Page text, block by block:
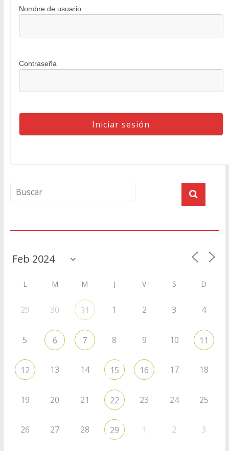
Nombre de usuario
Contraseña
L M M J V S D
29 30 31 1 2 3 4
5 6 7 8 9 10 11
12 13 14 15 16 17 18
19 20 21 22 23 24 25
26 27 28 29 1 2 3